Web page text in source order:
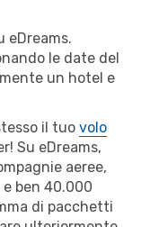
eDreams.
le date del
un hotel e
il tuo volo
Su eDreams,
aeree,
ben 40.000
di pacchetti